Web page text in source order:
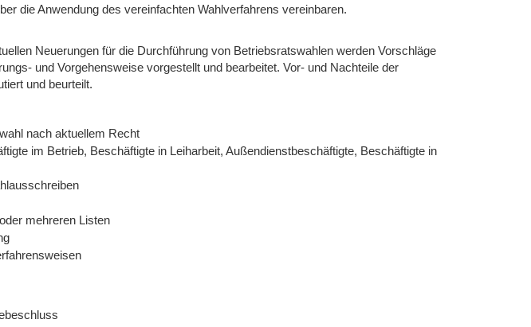
die Anwendung des vereinfachten Wahlverfahrens vereinbaren.
Neuerungen für die Durchführung von Betriebsratswahlen werden Vorschläge
und Vorgehensweise vorgestellt und bearbeitet. Vor- und Nachteile der
und beurteilt.
nach aktuellem Recht
im Betrieb, Beschäftigte in Leiharbeit, Außendienstbeschäftigte, Beschäftigte in
mehreren Listen